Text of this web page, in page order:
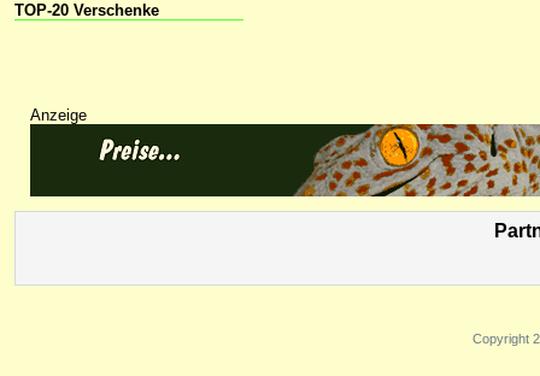
TOP-20 Verschenke
Anzeige
Copyright